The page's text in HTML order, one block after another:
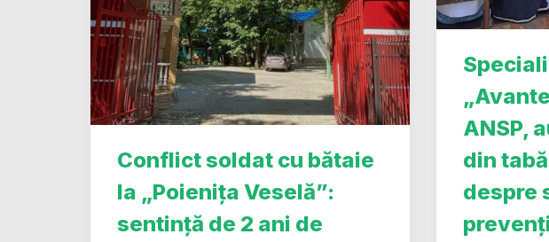
ANSP,
din
despre
Conflict soldat cu bătaie
la „Poienița Veselă”:
sentință de 2 ani de